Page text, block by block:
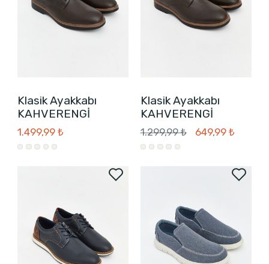
Klasik Ayakkabı
KAHVERENGİ
1.499,99 ₺
Klasik Ayakkabı
KAHVERENGİ
1.299,99 ₺ 649,99 ₺